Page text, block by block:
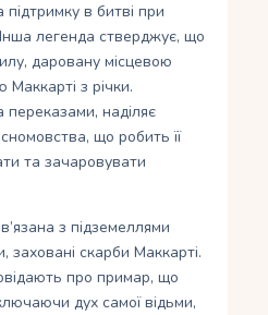
в битві при
легенда стверджує, що
даровану місцевою
з річки.
переказами, наділяє
що робить її
та зачаровувати
з підземеллями
заховані скарби Маккарті.
про примар, що
дух самої відьми,